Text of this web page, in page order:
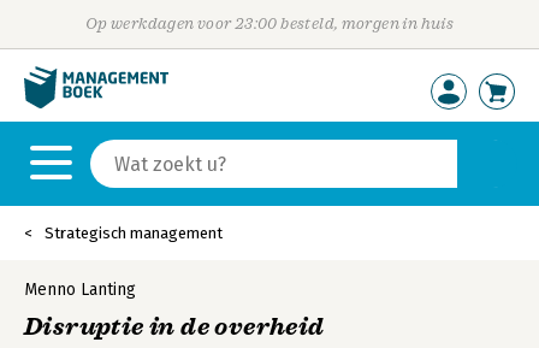
Op werkdagen voor 23:00 besteld, morgen in huis
Strategisch management
Menno Lanting
Disruptie in de overheid